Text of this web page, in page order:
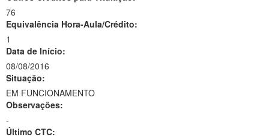
76
Equivalência Hora-Aula/Crédito:
1
Data de Início:
08/08/2016
Situação:
EM FUNCIONAMENTO
Observações:
-
Último CTC: